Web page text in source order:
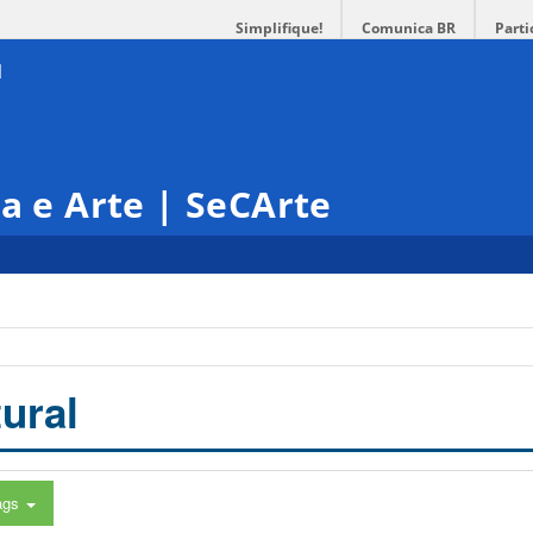
Simplifique! Comunica BR
e Arte | SeCArte